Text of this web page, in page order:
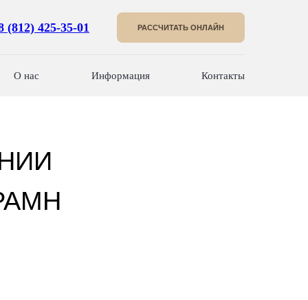
(812) 425-35-01 РАССЧИТАТЬ ОНЛАЙН
О нас Информация Контакты
НИИ